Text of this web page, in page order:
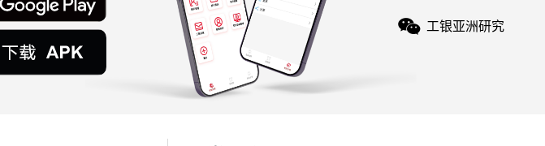
工银亚洲研究